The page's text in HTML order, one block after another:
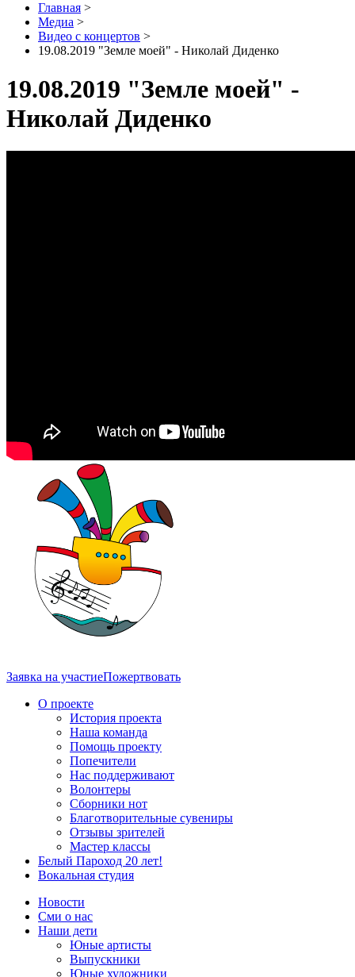
Главная >
Медиа >
Видео с концертов >
19.08.2019 "Земле моей" - Николай Диденко
19.08.2019 "Земле моей" -
Николай Диденко
Заявка на участиеПожертвовать
О проекте
История проекта
Наша команда
Помощь проекту
Попечители
Нас поддерживают
Волонтеры
Сборники нот
Благотворительные сувениры
Отзывы зрителей
Мастер классы
Белый Пароход 20 лет!
Вокальная студия
Новости
Сми о нас
Наши дети
Юные артисты
Выпускники
Юные художники